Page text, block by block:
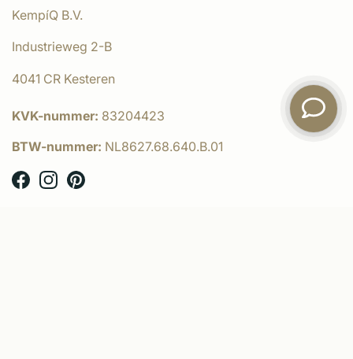
KempíQ B.V.
Industrieweg 2-B
4041 CR Kesteren
KVK-nummer: 83204423
BTW-nummer: NL8627.68.640.B.01